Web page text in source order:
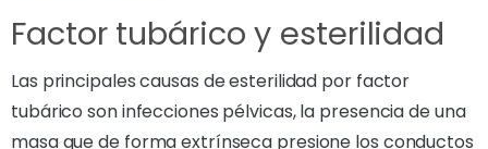
Factor tubárico y esterilidad
Las principales causas de esterilidad por factor
tubárico son infecciones pélvicas, la presencia de una
masa que de forma extrínseca presione los conductos